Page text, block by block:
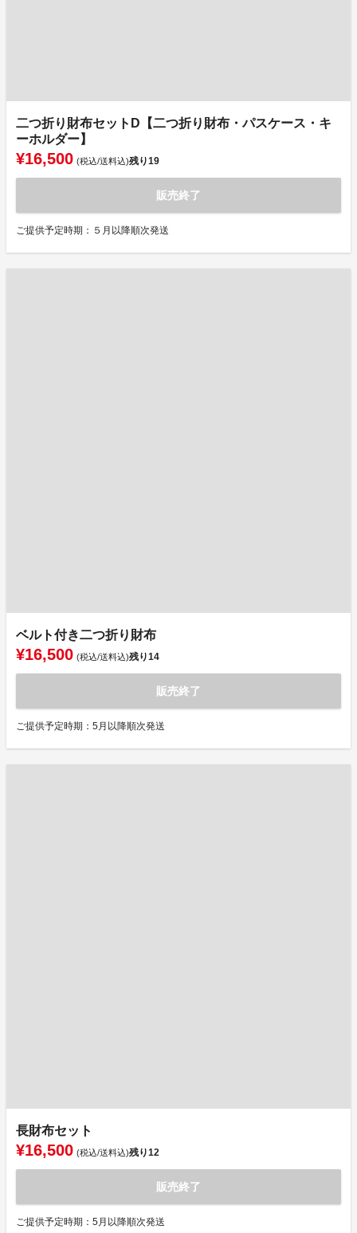
二つ折り財布セットD【二つ折り財布・パスケース・キ
ーホルダー】
¥16,500 (税込/送料込)残り19
販売終了
ご提供予定時期：５月以降順次発送
ベルト付き二つ折り財布
¥16,500 (税込/送料込)残り14
販売終了
ご提供予定時期：5月以降順次発送
長財布セット
¥16,500 (税込/送料込)残り12
販売終了
ご提供予定時期：5月以降順次発送